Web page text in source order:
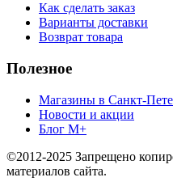
Как сделать заказ
Варианты доставки
Возврат товара
Полезное
Магазины в Санкт-
Новости и акции
Блог М+
©2012-2025 Запрещено
материалов сайта.